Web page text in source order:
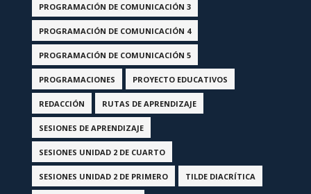
PROGRAMACIÓN DE COMUNICACIÓN 3
PROGRAMACIÓN DE COMUNICACIÓN 4
PROGRAMACIÓN DE COMUNICACIÓN 5
PROGRAMACIONES PROYECTO EDUCATIVOS
REDACCIÓN RUTAS DE APRENDIZAJE
SESIONES DE APRENDIZAJE
SESIONES UNIDAD 2 DE CUARTO
SESIONES UNIDAD 2 DE PRIMERO TILDE DIACRÍTICA